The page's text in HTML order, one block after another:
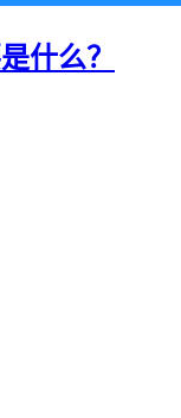
什么？